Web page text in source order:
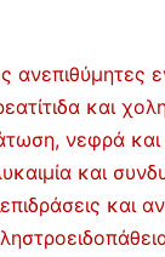
ανεπιθύμητες
και
νεφρά και
και
και